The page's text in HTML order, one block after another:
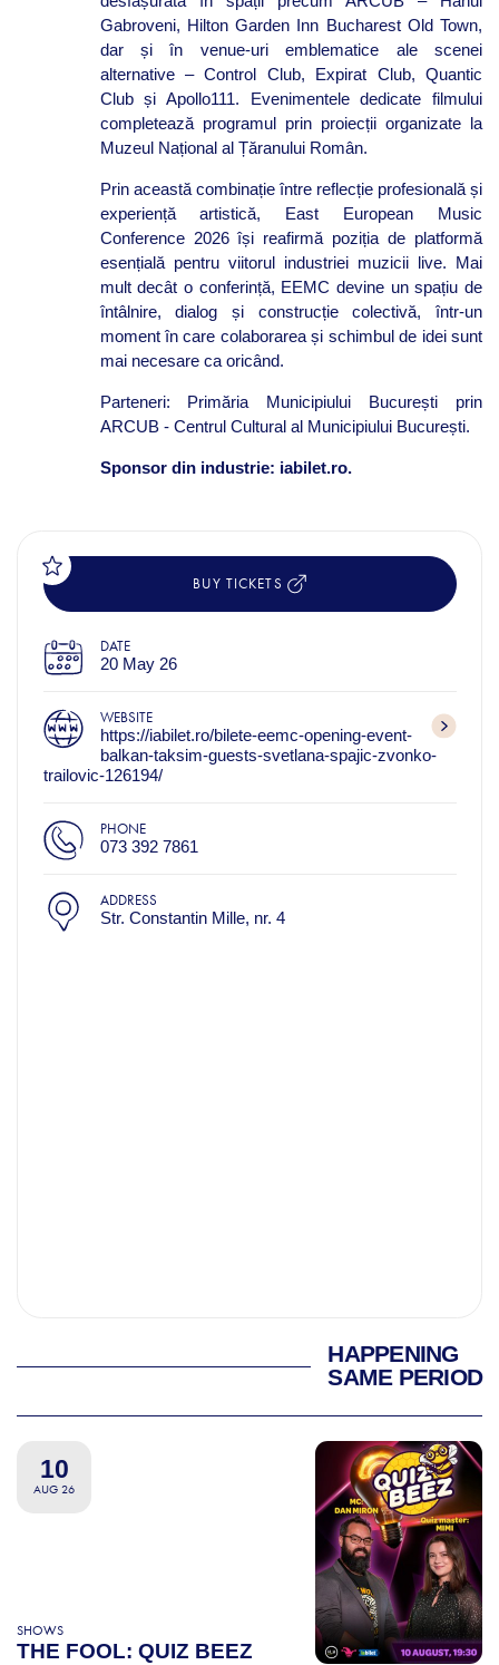
Gabroveni, Hilton Garden Inn Bucharest Old Town,
dar și în venue-uri emblematice ale scenei
alternative – Control Club, Expirat Club, Quantic
Club și Apollo111. Evenimentele dedicate filmului
completează programul prin proiecții organizate la
Muzeul Național al Țăranului Român.
Prin această combinație între reflecție profesională și
experiență artistică, East European Music
Conference 2026 își reafirmă poziția de platformă
esențială pentru viitorul industriei muzicii live. Mai
mult decât o conferință, EEMC devine un spațiu de
întâlnire, dialog și construcție colectivă, într-un
moment în care colaborarea și schimbul de idei sunt
mai necesare ca oricând.
Parteneri: Primăria Municipiului București prin
ARCUB - Centrul Cultural al Municipiului București.
Sponsor din industrie: iabilet.ro.
BUY TICKETS
DATE
20 May 26
WEBSITE
https://iabilet.ro/bilete-eemc-opening-event-
balkan-taksim-guests-svetlana-spajic-zvonko-
trailovic-126194/
PHONE
073 392 7861
ADDRESS
Str. Constantin Mille, nr. 4
HAPPENING
SAME PERIOD
10
AUG 26
SHOWS
THE FOOL: QUIZ BEEZ